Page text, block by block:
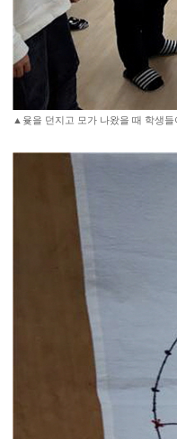
▲윷을 던지고 모가 나왔을 때 학생